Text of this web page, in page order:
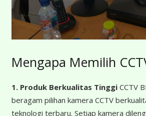
Mengapa Memilih
1. Produk Berkualitas TinggiCCTV
beragam pilihan kamera CCTV
teknologi terbaru. Setiap kamera